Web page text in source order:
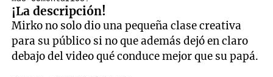
¡La descripción!
Mirko no solo dio una pequeña clase creativa
para su público si no que además dejó en claro
debajo del video qué conduce mejor que su papá.